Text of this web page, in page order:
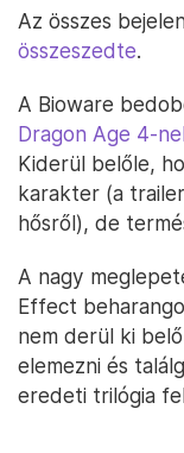
Az összes
összeszedte.
A Bioware
Dragon Age 4-
Kiderül belőle,
karakter (a
hősről), de
A nagy
Effect
nem derül ki
elemezni és
eredeti trilógia